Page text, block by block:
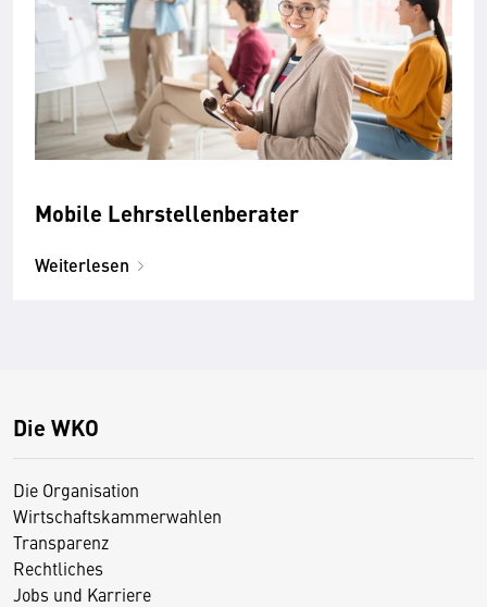
Mobile Lehrstellenberater
Weiterlesen
Die WKO
Die Organisation
Wirtschaftskammerwahlen
Transparenz
Rechtliches
Jobs und Karriere